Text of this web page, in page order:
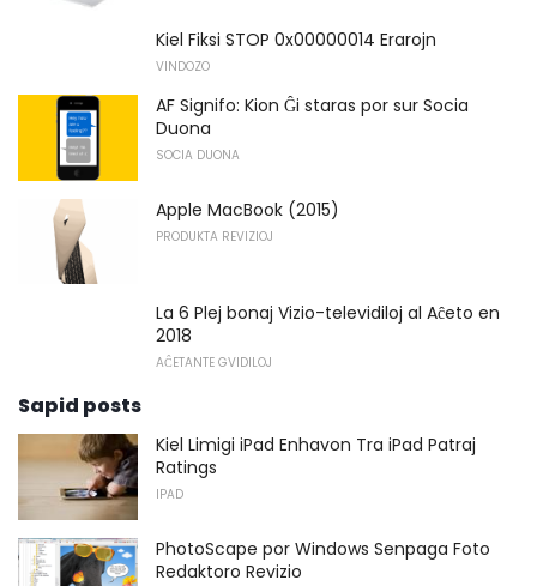
Kiel Fiksi STOP 0x00000014 Erarojn
VINDOZO
AF Signifo: Kion Ĝi staras por sur Socia
Duona
SOCIA DUONA
Apple MacBook (2015)
PRODUKTA REVIZIOJ
La 6 Plej bonaj Vizio-televidiloj al Aĉeto en
2018
AĈETANTE GVIDILOJ
Sapid posts
Kiel Limigi iPad Enhavon Tra iPad Patraj
Ratings
IPAD
PhotoScape por Windows Senpaga Foto
Redaktoro Revizio